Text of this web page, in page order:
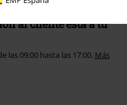
al cliente está a tu
las 09:00 hasta las 17:00. Más